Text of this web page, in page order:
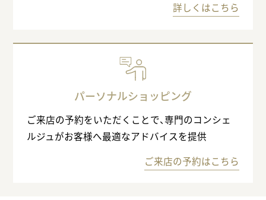
詳しくはこちら
パーソナルショッピング
ご来店の予約をいただくことで、専門のコンシェ
ルジュがお客様へ最適なアドバイスを提供
ご来店の予約はこちら